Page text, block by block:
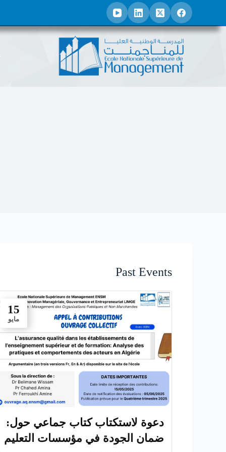
Past Events
15
مايو
دعوة لاستكتاب كتاب جماعي حول:
ضمان الجودة في مؤسسات التعليم